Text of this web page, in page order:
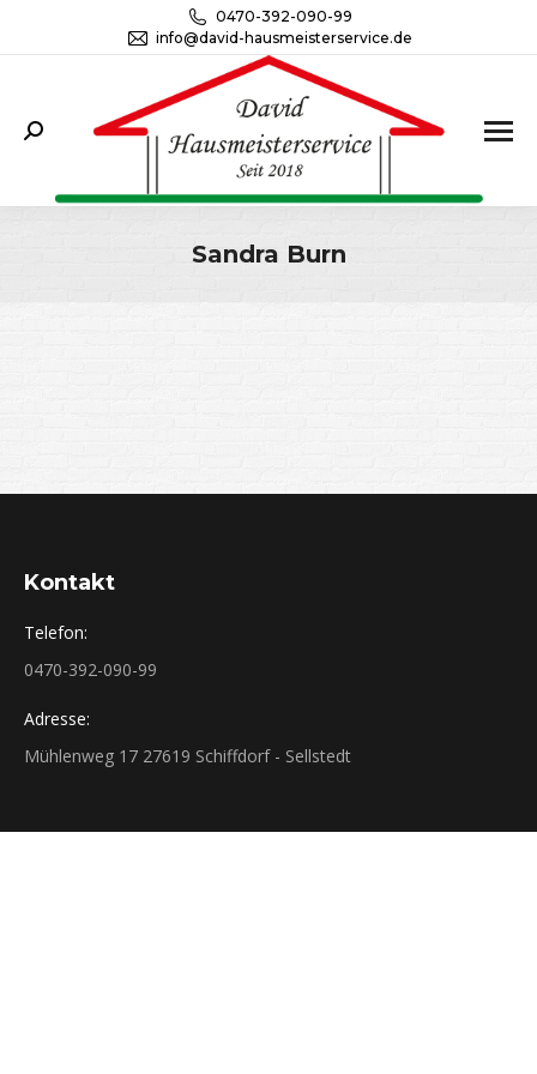
0470-392-090-99
info@david-hausmeisterservice.de
Search:
Sandra Burn
Kontakt
Telefon:
0470-392-090-99
Adresse:
Mühlenweg 17 27619 Schiffdorf - Sellstedt